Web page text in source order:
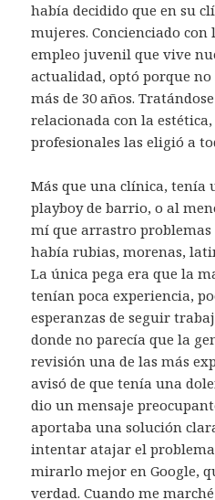
había decidido que en su
mujeres. Concienciado con
empleo juvenil que vive
actualidad, optó porque
más de 30 años.
relacionada con la
profesionales las eligió a
Más que una clínica, tenía
playboy de barrio, o al
mí que arrastro
había rubias, morenas,
La única pega era que la
tenían poca experiencia,
esperanzas de seguir
donde no parecía que la
revisión una de las más
avisó de que tenía una
dio un mensaje
aportaba una solución
intentar atajar el
mirarlo mejor en Google,
verdad. Cuando me